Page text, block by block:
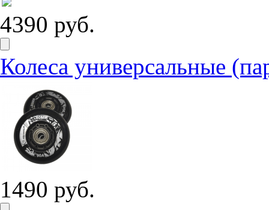
4390 руб.
Колеса универсальные
1490 руб.